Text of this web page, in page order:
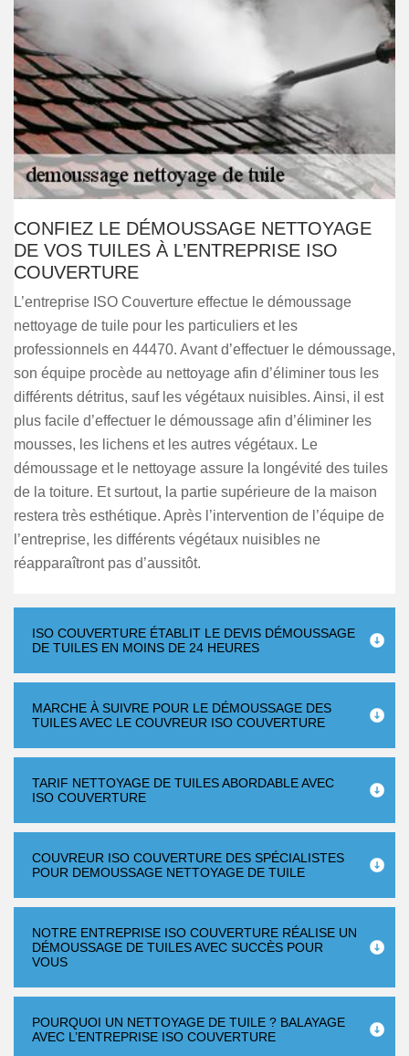
CONFIEZ LE DÉMOUSSAGE NETTOYAGE
DE VOS TUILES À L’ENTREPRISE ISO
COUVERTURE
L’entreprise ISO Couverture effectue le démoussage
nettoyage de tuile pour les particuliers et les
professionnels en 44470. Avant d’effectuer le démoussage,
son équipe procède au nettoyage afin d’éliminer tous les
différents détritus, sauf les végétaux nuisibles. Ainsi, il est
plus facile d’effectuer le démoussage afin d’éliminer les
mousses, les lichens et les autres végétaux. Le
démoussage et le nettoyage assure la longévité des tuiles
de la toiture. Et surtout, la partie supérieure de la maison
restera très esthétique. Après l’intervention de l’équipe de
l’entreprise, les différents végétaux nuisibles ne
réapparaîtront pas d’aussitôt.
ISO COUVERTURE ÉTABLIT LE DEVIS DÉMOUSSAGE
DE TUILES EN MOINS DE 24 HEURES
MARCHE À SUIVRE POUR LE DÉMOUSSAGE DES
TUILES AVEC LE COUVREUR ISO COUVERTURE
TARIF NETTOYAGE DE TUILES ABORDABLE AVEC
ISO COUVERTURE
COUVREUR ISO COUVERTURE DES SPÉCIALISTES
POUR DEMOUSSAGE NETTOYAGE DE TUILE
NOTRE ENTREPRISE ISO COUVERTURE RÉALISE UN
DÉMOUSSAGE DE TUILES AVEC SUCCÈS POUR
VOUS
POURQUOI UN NETTOYAGE DE TUILE ? BALAYAGE
AVEC L’ENTREPRISE ISO COUVERTURE